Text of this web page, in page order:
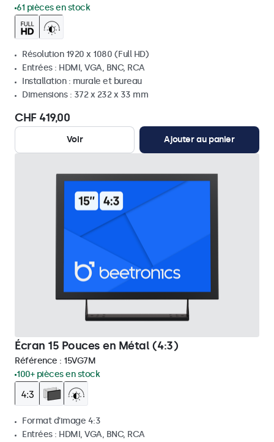
61 pièces en stock
Résolution 1920 x 1080 (Full HD)
Entrées : HDMI, VGA, BNC, RCA
Installation : murale et bureau
Dimensions : 372 x 232 x 33 mm
CHF 419,00
Voir Ajouter au panier
Écran 15 Pouces en Métal (4:3)
Référence : 15VG7M
100+ pièces en stock
Format d'image 4:3
Entrées : HDMI, VGA, BNC, RCA